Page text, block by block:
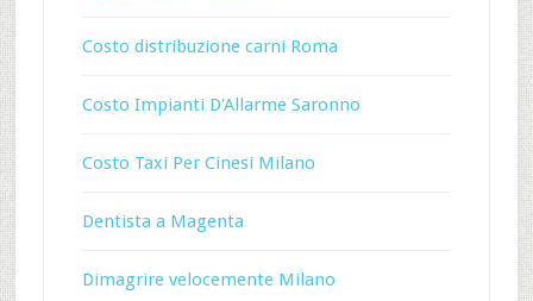
Costo distribuzione carni Roma
Costo Impianti D'Allarme Saronno
Costo Taxi Per Cinesi Milano
Dentista a Magenta
Dimagrire velocemente Milano